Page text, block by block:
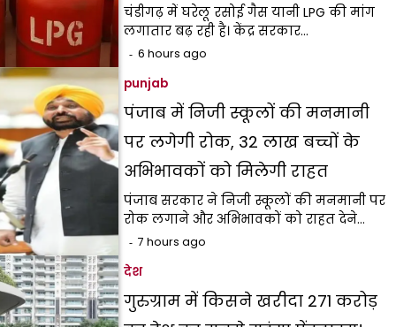
चंडीगढ़ में घरेलू रसोई गैस यानी LPG की मांग
लगातार बढ़ रही है। केंद्र सरकार…
6 hours ago
punjab
पंजाब में निजी स्कूलों की मनमानी
पर लगेगी रोक, 32 लाख बच्चों के
अभिभावकों को मिलेगी राहत
पंजाब सरकार ने निजी स्कूलों की मनमानी पर
रोक लगाने और अभिभावकों को राहत देने…
7 hours ago
देश
गुरुग्राम में किसने खरीदा ₹271 करोड़